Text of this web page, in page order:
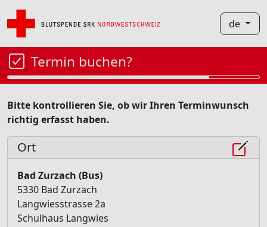
de
Termin buchen?
Bitte kontrollieren Sie, ob wir Ihren Terminwunsch
richtig erfasst haben.
Ort
Bad Zurzach (Bus)
5330 Bad Zurzach
Langwiesstrasse 2a
Schulhaus Langwies